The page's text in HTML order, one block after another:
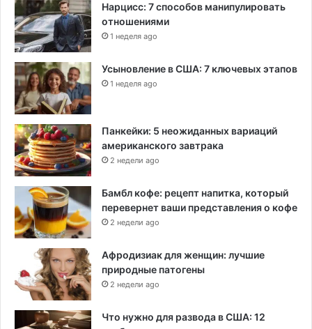
Нарцисс: 7 способов манипулировать
отношениями
1 неделя ago
Усыновление в США: 7 ключевых этапов
1 неделя ago
Панкейки: 5 неожиданных вариаций
американского завтрака
2 недели ago
Бамбл кофе: рецепт напитка, который
перевернет ваши представления о кофе
2 недели ago
Афродизиак для женщин: лучшие
природные патогены
2 недели ago
Что нужно для развода в США: 12